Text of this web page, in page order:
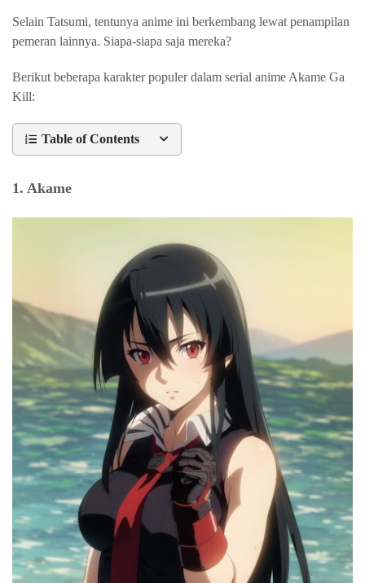
Selain Tatsumi, tentunya anime ini berkembang lewat penampilan
pemeran lainnya. Siapa-siapa saja mereka?
Berikut beberapa karakter populer dalam serial anime Akame Ga
Kill:
Table of Contents
1. Akame